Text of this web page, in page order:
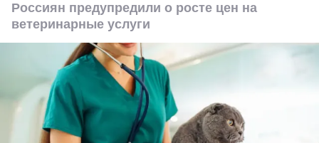
Россиян предупредили о росте цен на
ветеринарные услуги